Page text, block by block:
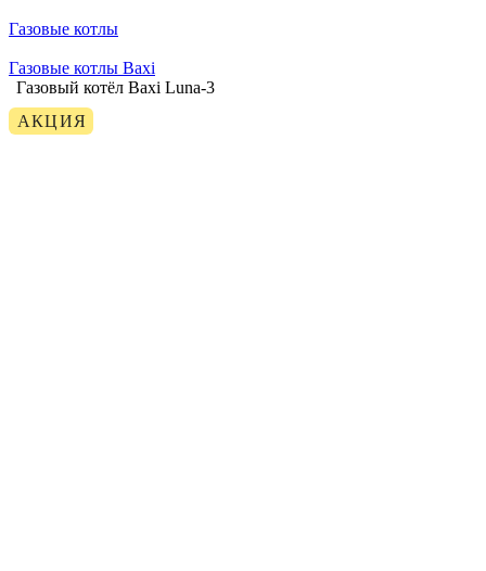
Газовые котлы
Газовые котлы Baxi
Газовый котёл Baxi Luna-3
АКЦИЯ